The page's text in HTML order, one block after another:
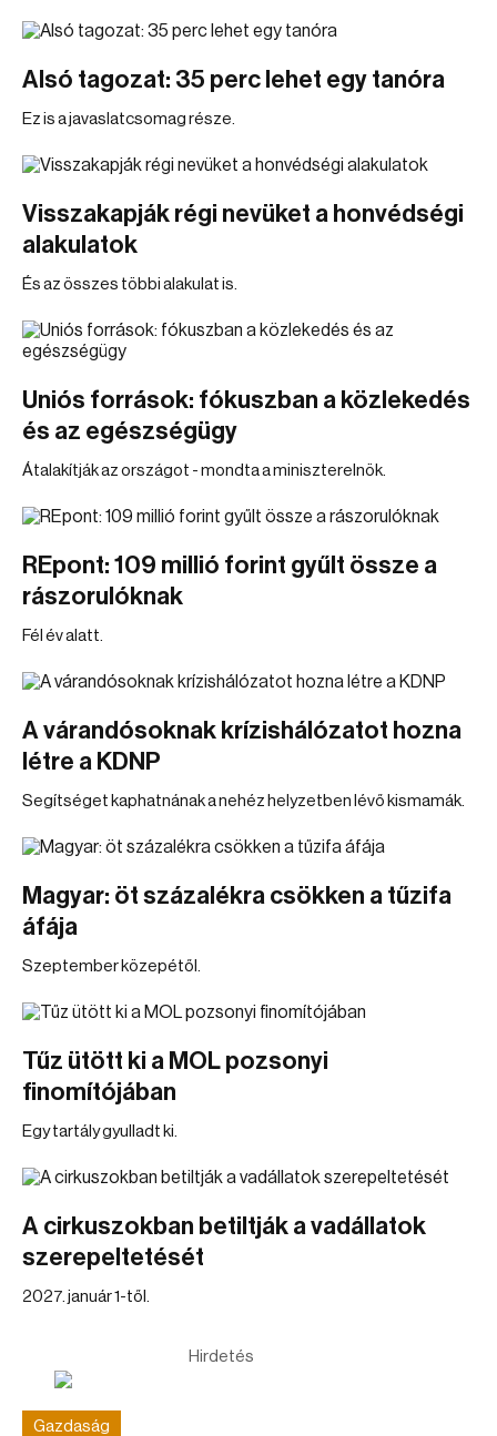
Alsó tagozat: 35 perc lehet egy tanóra
Ez is a javaslatcsomag része.
Visszakapják régi nevüket a honvédségi
alakulatok
És az összes többi alakulat is.
Uniós források: fókuszban a közlekedés
és az egészségügy
Átalakítják az országot - mondta a miniszterelnök.
REpont: 109 millió forint gyűlt össze a
rászorulóknak
Fél év alatt.
A várandósoknak krízishálózatot hozna
létre a KDNP
Segítséget kaphatnának a nehéz helyzetben lévő kismamák.
Magyar: öt százalékra csökken a tűzifa
áfája
Szeptember közepétől.
Tűz ütött ki a MOL pozsonyi
finomítójában
Egy tartály gyulladt ki.
A cirkuszokban betiltják a vadállatok
szerepeltetését
2027. január 1-től.
Hirdetés
Gazdaság